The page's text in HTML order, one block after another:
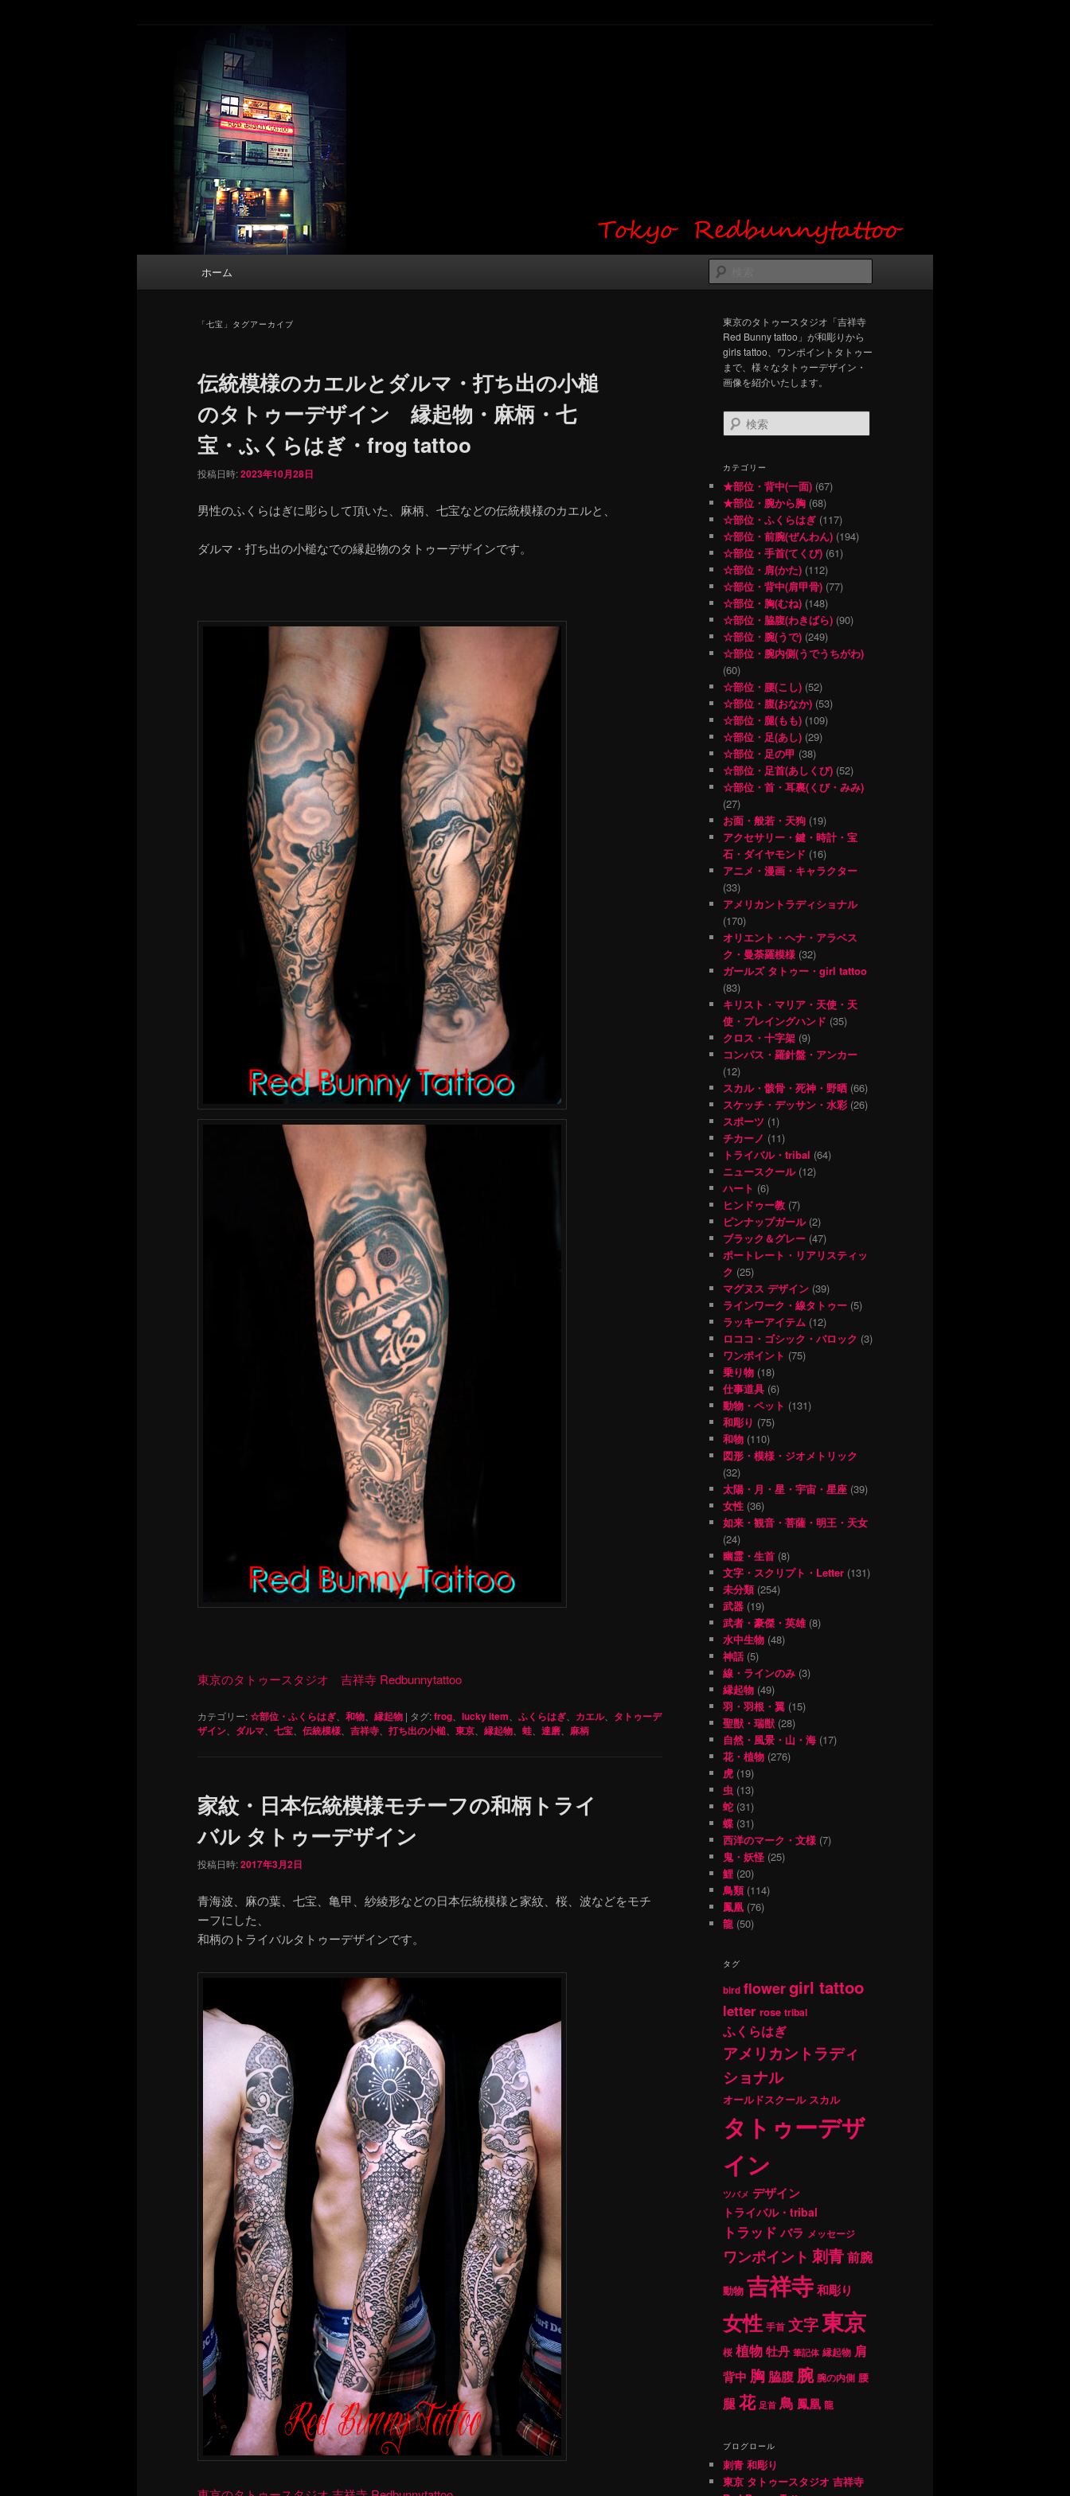
東京 タトゥースタジオ 吉祥寺 Red Bunny
Tattoo タトゥーデザイン・タトゥー画像
タトゥーデザイン・画像の紹介（和彫り・ワンポイント・girl tattoo）
索
ホーム
「七宝 」タグアーカイブ
伝統模様のカエルとダルマ・打ち出の小槌
のタトゥーデザイン 縁起物・麻柄・七
宝・ふくらはぎ・frog tattoo
投稿日時:2023年10月28日
男性のふくらはぎに彫らして頂いた、麻柄、七宝などの伝統模様のカエルと、
ダルマ・打ち出の小槌なでの縁起物のタトゥーデザインです。
東京のタトゥースタジオ 吉祥寺 Redbunnytattoo
カテゴリー:☆部位・ふくらはぎ 和物 縁起物 | タグ:frog lucky item ふくらはぎ カエル、 タトゥーデ
ザイン
ダルマ 七宝 伝統模様 吉祥寺 打ち出の小槌 東京 縁起物 蛙 達磨 麻柄
家紋・日本伝統模様モチーフの和柄トライ
バル タトゥーデザイン
投稿日時:2017年3月2日
青海波、麻の葉、七宝、亀甲、紗綾形などの日本伝統模様と家紋、桜、波などをモチ
ーフにした、
和柄のトライバルタトゥーデザインです。
東京のタトゥースタジオ「吉祥寺
Red Bunny tattoo」が和彫りから
girls tattoo、ワンポイントタトゥー
まで、様々なタトゥーデザイン・
画像を紹介いたします。
検
索
カテゴリー
★部位・背中(一面) (67)
★部位・腕から胸 (68)
☆部位・ふくらはぎ (117)
☆部位・前腕(ぜんわん) (194)
☆部位・手首(てくび) (61)
☆部位・肩(かた) (112)
☆部位・背中(肩甲骨) (77)
☆部位・胸(むね) (148)
☆部位・脇腹(わきばら) (90)
☆部位・腕(うで) (249)
☆部位・腕内側(うでうちがわ)
(60)
☆部位・腰(こし) (52)
☆部位・腹(おなか) (53)
☆部位・腿(もも) (109)
☆部位・足(あし) (29)
☆部位・足の甲 (38)
☆部位・足首(あしくび) (52)
☆部位・首・耳裏(くび・みみ)
(27)
お面・般若・天狗 (19)
アクセサリー・鍵・時計・宝
石・ダイヤモンド (16)
アニメ・漫画・キャラクター
(33)
アメリカントラディショナル
(170)
オリエント・ヘナ・アラベス
ク・曼荼羅模様 (32)
ガールズ タトゥー・girl tattoo
(83)
キリスト・マリア・天使・天
使・プレイングハンド (35)
クロス・十字架 (9)
コンパス・羅針盤・アンカー
(12)
スカル・骸骨・死神・野晒 (66)
スケッチ・デッサン・水彩 (26)
スポーツ (1)
チカーノ (11)
トライバル・tribal (64)
ニュースクール(12)
ハート (6)
ヒンドゥー教 (7)
ピンナップガール(2)
ブラック＆グレー (47)
ポートレート・リアリスティッ
ク (25)
マグヌス デザイン (39)
ラインワーク・線タトゥー (5)
ラッキーアイテム (12)
ロココ・ゴシック・バロック (3)
ワンポイント (75)
乗り物 (18)
仕事道具 (6)
動物・ペット (131)
和彫り (75)
和物 (110)
図形・模様・ジオメトリック
(32)
太陽・月・星・宇宙・星座 (39)
女性 (36)
如来・観音・菩薩・明王・天女
(24)
幽霊・生首 (8)
文字・スクリプト・Letter (131)
未分類(254)
武器 (19)
武者・豪傑・英雄(8)
水中生物 (48)
神話 (5)
線・ラインのみ (3)
縁起物 (49)
羽・羽根・翼 (15)
聖獣・瑞獣 (28)
自然・風景・山・海 (17)
花・植物 (276)
虎 (19)
虫 (13)
蛇 (31)
蝶 (31)
西洋のマーク・文様 (7)
鬼・妖怪 (25)
鯉 (20)
鳥類(114)
鳳凰 (76)
龍 (50)
タグ
bird flowergirl tattoo
letter rose tribal
ふくらはぎ
アメリカントラディ
ショナル
オールドスクール スカル
タトゥーデザ
イン
ツバメ デザイン
トライバル・tribal
トラッド バラ メッセージ
ワンポイント 刺青前腕
動物 吉祥寺和彫り
女性 手首 文字東京
桜 植物牡丹 筆記体 縁起物 肩
背中 胸 脇腹 腕 腕の内側 腰
腿花 足首 鳥 鳳凰 龍
ブログロール
刺青 和彫り
東京 タトゥースタジオ 吉祥寺